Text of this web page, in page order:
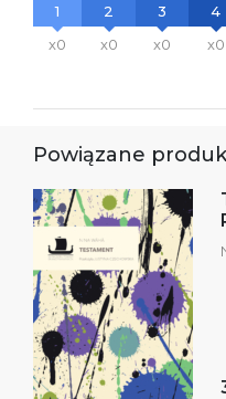
1
x0
2
x0
3
x0
4
x0
Powiązane